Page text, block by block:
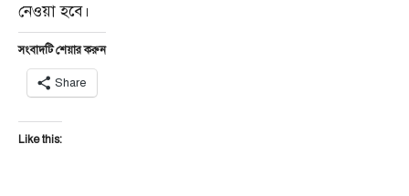
নেওয়া হবে।
সংবাদটি শেয়ার করুন
Share
Like this: